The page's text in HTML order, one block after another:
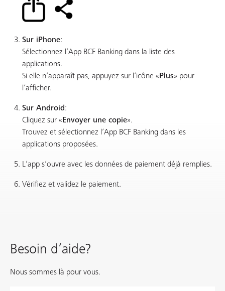
Sur iPhone:
Sélectionnez l’App BCF Banking dans la liste des
applications.
Si elle n’apparaît pas, appuyez sur l’icône « Plus» pour
l’afficher.
Sur Android:
Cliquez sur « Envoyer une copie».
Trouvez et sélectionnez l’App BCF Banking dans les
applications proposées.
L’app s’ouvre avec les données de paiement déjà remplies.
Vérifiez et validez le paiement.
Besoin d’aide?
Nous sommes là pour vous.